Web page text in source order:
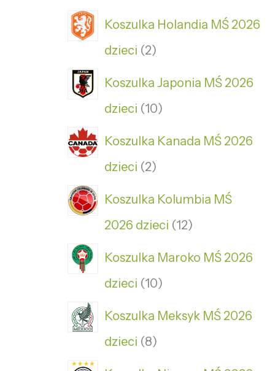
Koszulka Holandia MŚ 2026
dzieci 2
Koszulka Japonia MŚ 2026
dzieci 10
Koszulka Kanada MŚ 2026
dzieci 2
Koszulka Kolumbia MŚ
2026 dzieci 12
Koszulka Maroko MŚ 2026
dzieci 10
Koszulka Meksyk MŚ 2026
dzieci 8